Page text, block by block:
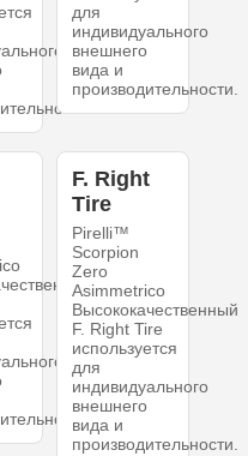
для
индивидуального
внешнего
вида и
производительности.
F. Right
Tire
Pirelli™
Scorpion
Zero
Asimmetrico
Высококачественный
F. Right Tire
используется
для
индивидуального
внешнего
вида и
производительности.